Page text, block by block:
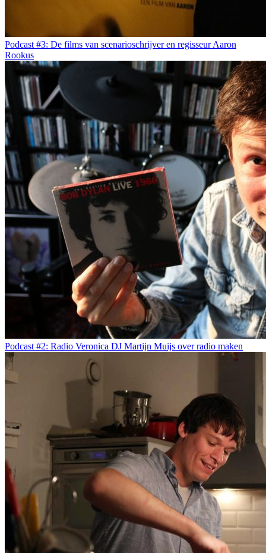
Podcast #3: De films van scenarioschrijver en regisseur Aaron
Rookus
Podcast #2: Radio Veronica DJ Martijn Muijs over radio maken